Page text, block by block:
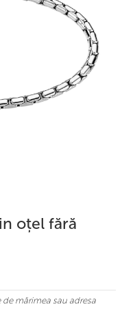
oțel fără
mărimea sau adresa